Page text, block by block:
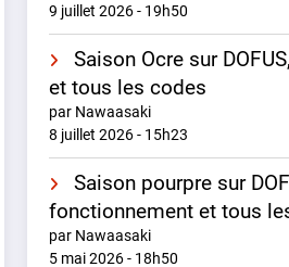
9 juillet 2026 - 19h50
Saison Ocre sur
et tous les codes
par Nawaasaki
8 juillet 2026 - 15h23
Saison pourpre sur
fonctionnement et tous
par Nawaasaki
5 mai 2026 - 18h50